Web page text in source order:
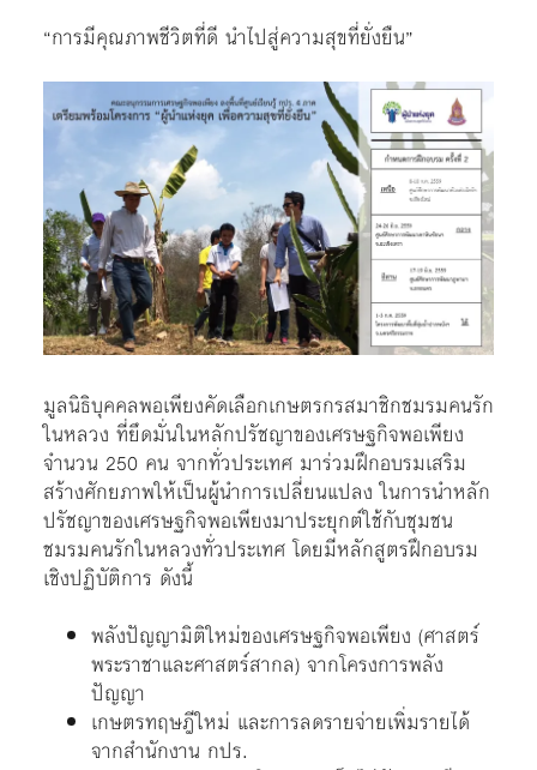
“การมีคุณภาพชีวิตที่ดี นำไปสู่ความสุขที่ยั่งยืน”
มูลนิธิบุคคลพอเพียงคัดเลือกเกษตรกรสมาชิกชมรมคนรัก
ในหลวง ที่ยึดมั่นในหลักปรัชญาของเศรษฐกิจพอเพียง
จำนวน 250 คน จากทั่วประเทศ มาร่วมฝึกอบรมเสริม
สร้างศักยภาพให้เป็นผู้นำการเปลี่ยนแปลง ในการนำหลัก
ปรัชญาของเศรษฐกิจพอเพียงมาประยุกต์ใช้กับชุมชน
ชมรมคนรักในหลวงทั่วประเทศ โดยมีหลักสูตรฝึกอบรม
เชิงปฏิบัติการ ดังนี้
พลังปัญญามิติใหม่ของเศรษฐกิจพอเพียง (ศาสตร์
พระราชาและศาสตร์สากล) จากโครงการพลัง
ปัญญา
เกษตรทฤษฎีใหม่ และการลดรายจ่ายเพิ่มรายได้
จากสำนักงาน กปร.